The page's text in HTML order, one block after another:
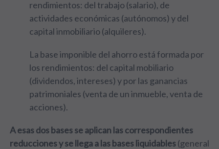
rendimientos: del trabajo (salario), de
actividades económicas (autónomos) y del
capital inmobiliario (alquileres).
La base imponible del ahorro está formada por
los rendimientos: del capital mobiliario
(dividendos, intereses) y por las ganancias
patrimoniales (venta de un inmueble, venta de
acciones).
A esas dos bases se aplican las correspondientes
reducciones y se llega a las bases liquidables(general